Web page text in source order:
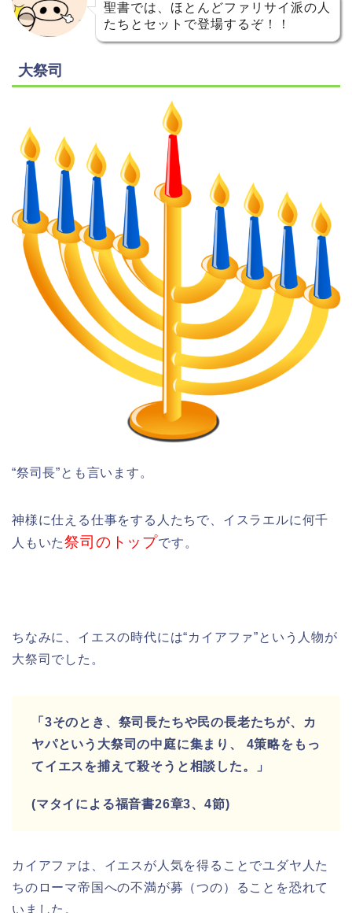
聖書では、ほとんどファリサイ派の人
たちとセットで登場するぞ！！
大祭司
“祭司長”とも言います。
神様に仕える仕事をする人たちで、 イスラエルに何千
人もいた祭司のトップです。
ちなみに、イエスの時代には“カイアファ”という人物が
大祭司でした。
「3そのとき、祭司長たちや民の長老たちが、カ
ヤパという大祭司の中庭に集まり、 4策略をもっ
てイエスを捕えて殺そうと相談した。」
(マタイによる福音書26章3、4節)
カイアファは、イエスが人気を得ることでユダヤ人た
ちの ローマ帝国への不満が募（つの）ることを恐れて
いました。